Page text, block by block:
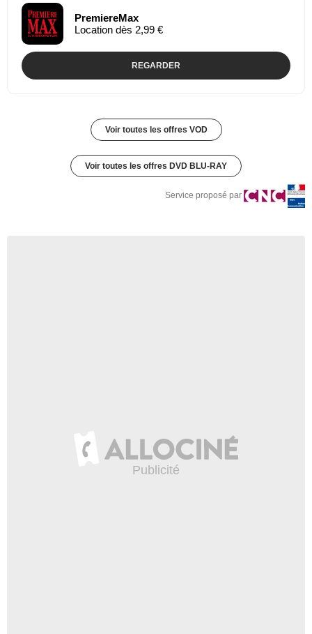
PremiereMax
Location dès 2,99 €
REGARDER
Voir toutes les offres VOD
Voir toutes les offres DVD BLU-RAY
Service proposé par